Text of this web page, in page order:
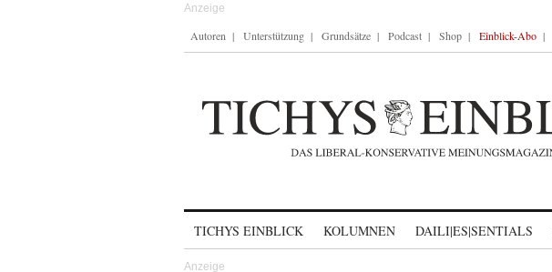
Autoren Unterstützung Grundsätze Podcast Shop Einblick-Abo
TICHYS EINBLICK KOLUMNEN DAILI|ES|SENTIALS